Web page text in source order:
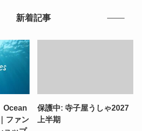
新着記事
Ocean
ファン
保護中: 寺子屋うしゃ2027
上半期